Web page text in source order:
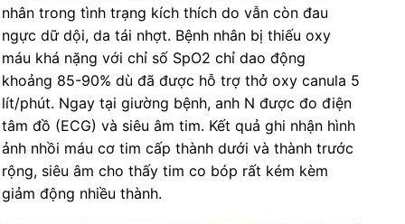
nhân trong tình trạng kích thích do vẫn còn đau
ngực dữ dội, da tái nhợt. Bệnh nhân bị thiếu oxy
máu khá nặng với chỉ số SpO2 chỉ dao động
khoảng 85-90% dù đã được hỗ trợ thở oxy canula 5
lít/phút. Ngay tại giường bệnh, anh N được đo điện
tâm đồ (ECG) và siêu âm tim. Kết quả ghi nhận hình
ảnh nhồi máu cơ tim cấp thành dưới và thành trước
rộng, siêu âm cho thấy tim co bóp rất kém kèm
giảm động nhiều thành.